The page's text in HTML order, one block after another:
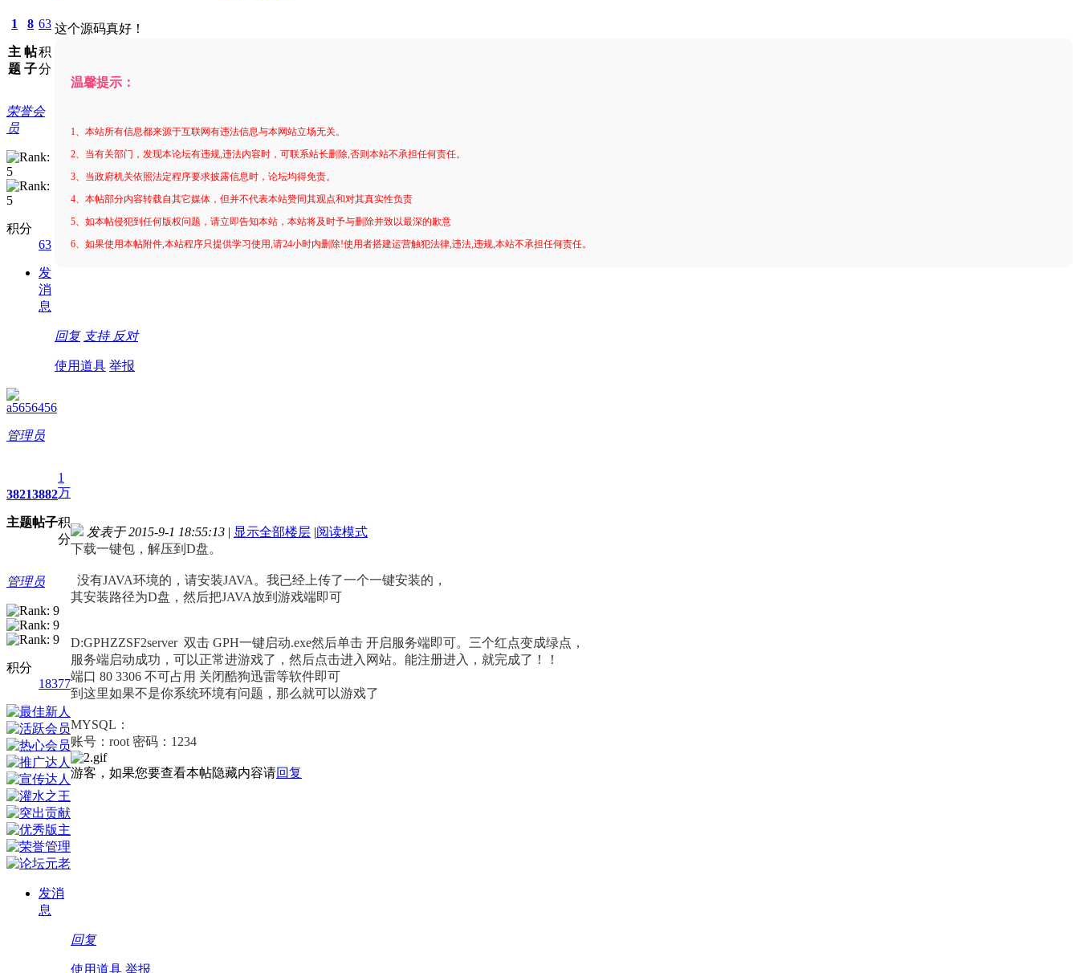
1
主
题
8
帖
子
63
积
分
荣誉会
员
积分
63
发
消
息
这个源码真好！
温馨提示：
1、本站所有信息都来源于互联网有违法信息与本网站立场无关。
2、当有关部门，发现本论坛有违规,违法内容时，可联系站长删除,否则本站不承担任何责任。
3、当政府机关依照法定程序要求披露信息时，论坛均得免责。
4、本帖部分内容转载自其它媒体，但并不代表本站赞同其观点和对其真实性负责
5、如本帖侵犯到任何版权问题，请立即告知本站，本站将及时予与删除并致以最深的歉意
6、如果使用本帖附件,本站程序只提供学习使用,请24小时内删除!使用者搭建运营触犯法律,违法,违规,本站不承担任何责任。
回复 支持 反对
使用道具 举报
a5656456
管理员
3821
主题
3882
帖子
1
万
积
分
管理员
积分
18377
发消
息
发表于 2015-9-1 18:55:13 | 显示全部楼层 |阅读模式
下载一键包，解压到D盘。
没有JAVA环境的，请安装JAVA。我已经上传了一个一键安装的，
其安装路径为D盘，然后把JAVA放到游戏端即可
D:GPHZZSF2server 双击 GPH一键启动.exe然后单击 开启服务端即可。三个红点变成绿点，
服务端启动成功，可以正常进游戏了，然后点击进入网站。能注册进入，就完成了！！
端口 80 3306 不可占用 关闭酷狗迅雷等软件即可
到这里如果不是你系统环境有问题，那么就可以游戏了
MYSQL：
账号：root 密码：1234
游客，如果您要查看本帖隐藏内容请回复
回复
使用道具 举报